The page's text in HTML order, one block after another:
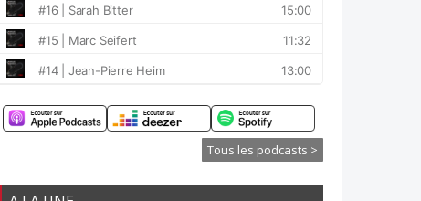
Tous les podcasts >